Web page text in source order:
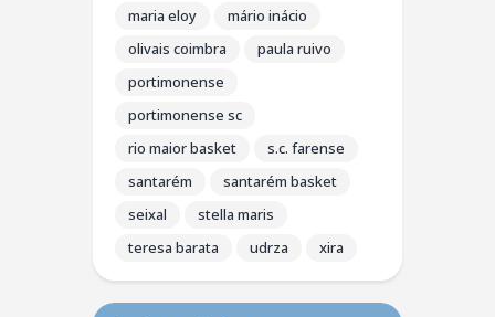
maria eloy
mário inácio
olivais coimbra
paula ruivo
portimonense
portimonense sc
rio maior basket
s.c. farense
santarém
santarém basket
seixal
stella maris
teresa barata
udrza xira